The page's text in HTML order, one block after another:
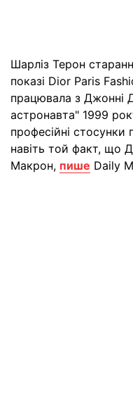
Шарліз Терон
показі Dior Paris
працювала з Джонні
астронавта" 1999
професійні
навіть той факт, що
Макрон, пише Daily